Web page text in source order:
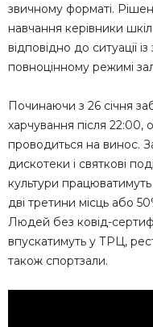
звичному форматі.
навчання керівники
відповідно до ситуації
повноцінному режимі
Починаючи з 26 січня
харчування після 22:00,
проводиться на винос.
дискотеки і святкові
культури
дві третини місць або
Людей без ковід-
впускатимуть у ТРЦ,
також спортзали.